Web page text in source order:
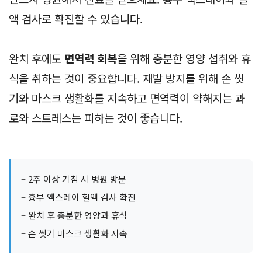
액 검사로 확진할 수 있습니다.
완치 후에도 면역력 회복을 위해 충분한 영양 섭취와 휴
식을 취하는 것이 중요합니다. 재발 방지를 위해 손 씻
기와 마스크 생활화를 지속하고 면역력이 약해지는 과
로와 스트레스는 피하는 것이 좋습니다.
– 2주 이상 기침 시 병원 방문
– 흉부 엑스레이 혈액 검사 확진
– 완치 후 충분한 영양과 휴식
– 손 씻기 마스크 생활화 지속